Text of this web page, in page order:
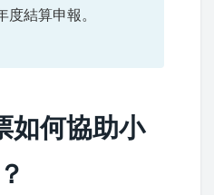
結算申報。
如何協助小